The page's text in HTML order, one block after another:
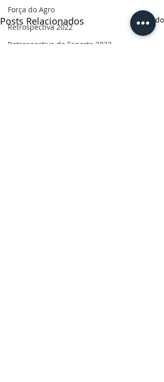
Força do Agro
Retrospectiva 2022
Retrospectiva do Esporte 2022
Posts Relacionados Ver tudo